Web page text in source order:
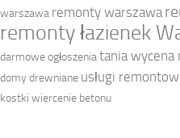
warszawa remonty warszawa
remonty łazienek
darmowe ogłoszeniatania wycena
domy drewniane usługi
kostki wiercenie betonu